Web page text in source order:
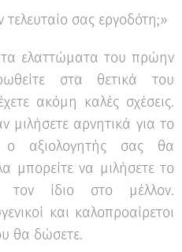
τελευταίο σας εργοδότη;»
ελαττώματα του πρώην
στα θετικά του
ακόμη καλές σχέσεις.
μιλήσετε αρνητικά για το
αξιολογητής σας θα
μπορείτε να μιλήσετε το
ίδιο στο μέλλον.
και καλοπροαίρετοι
θα δώσετε.